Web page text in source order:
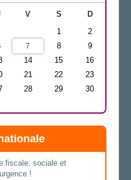
V S
D
1
2
7 8
9
14 15
16
21 22
23
28 29
30
fiscale, sociale et
!